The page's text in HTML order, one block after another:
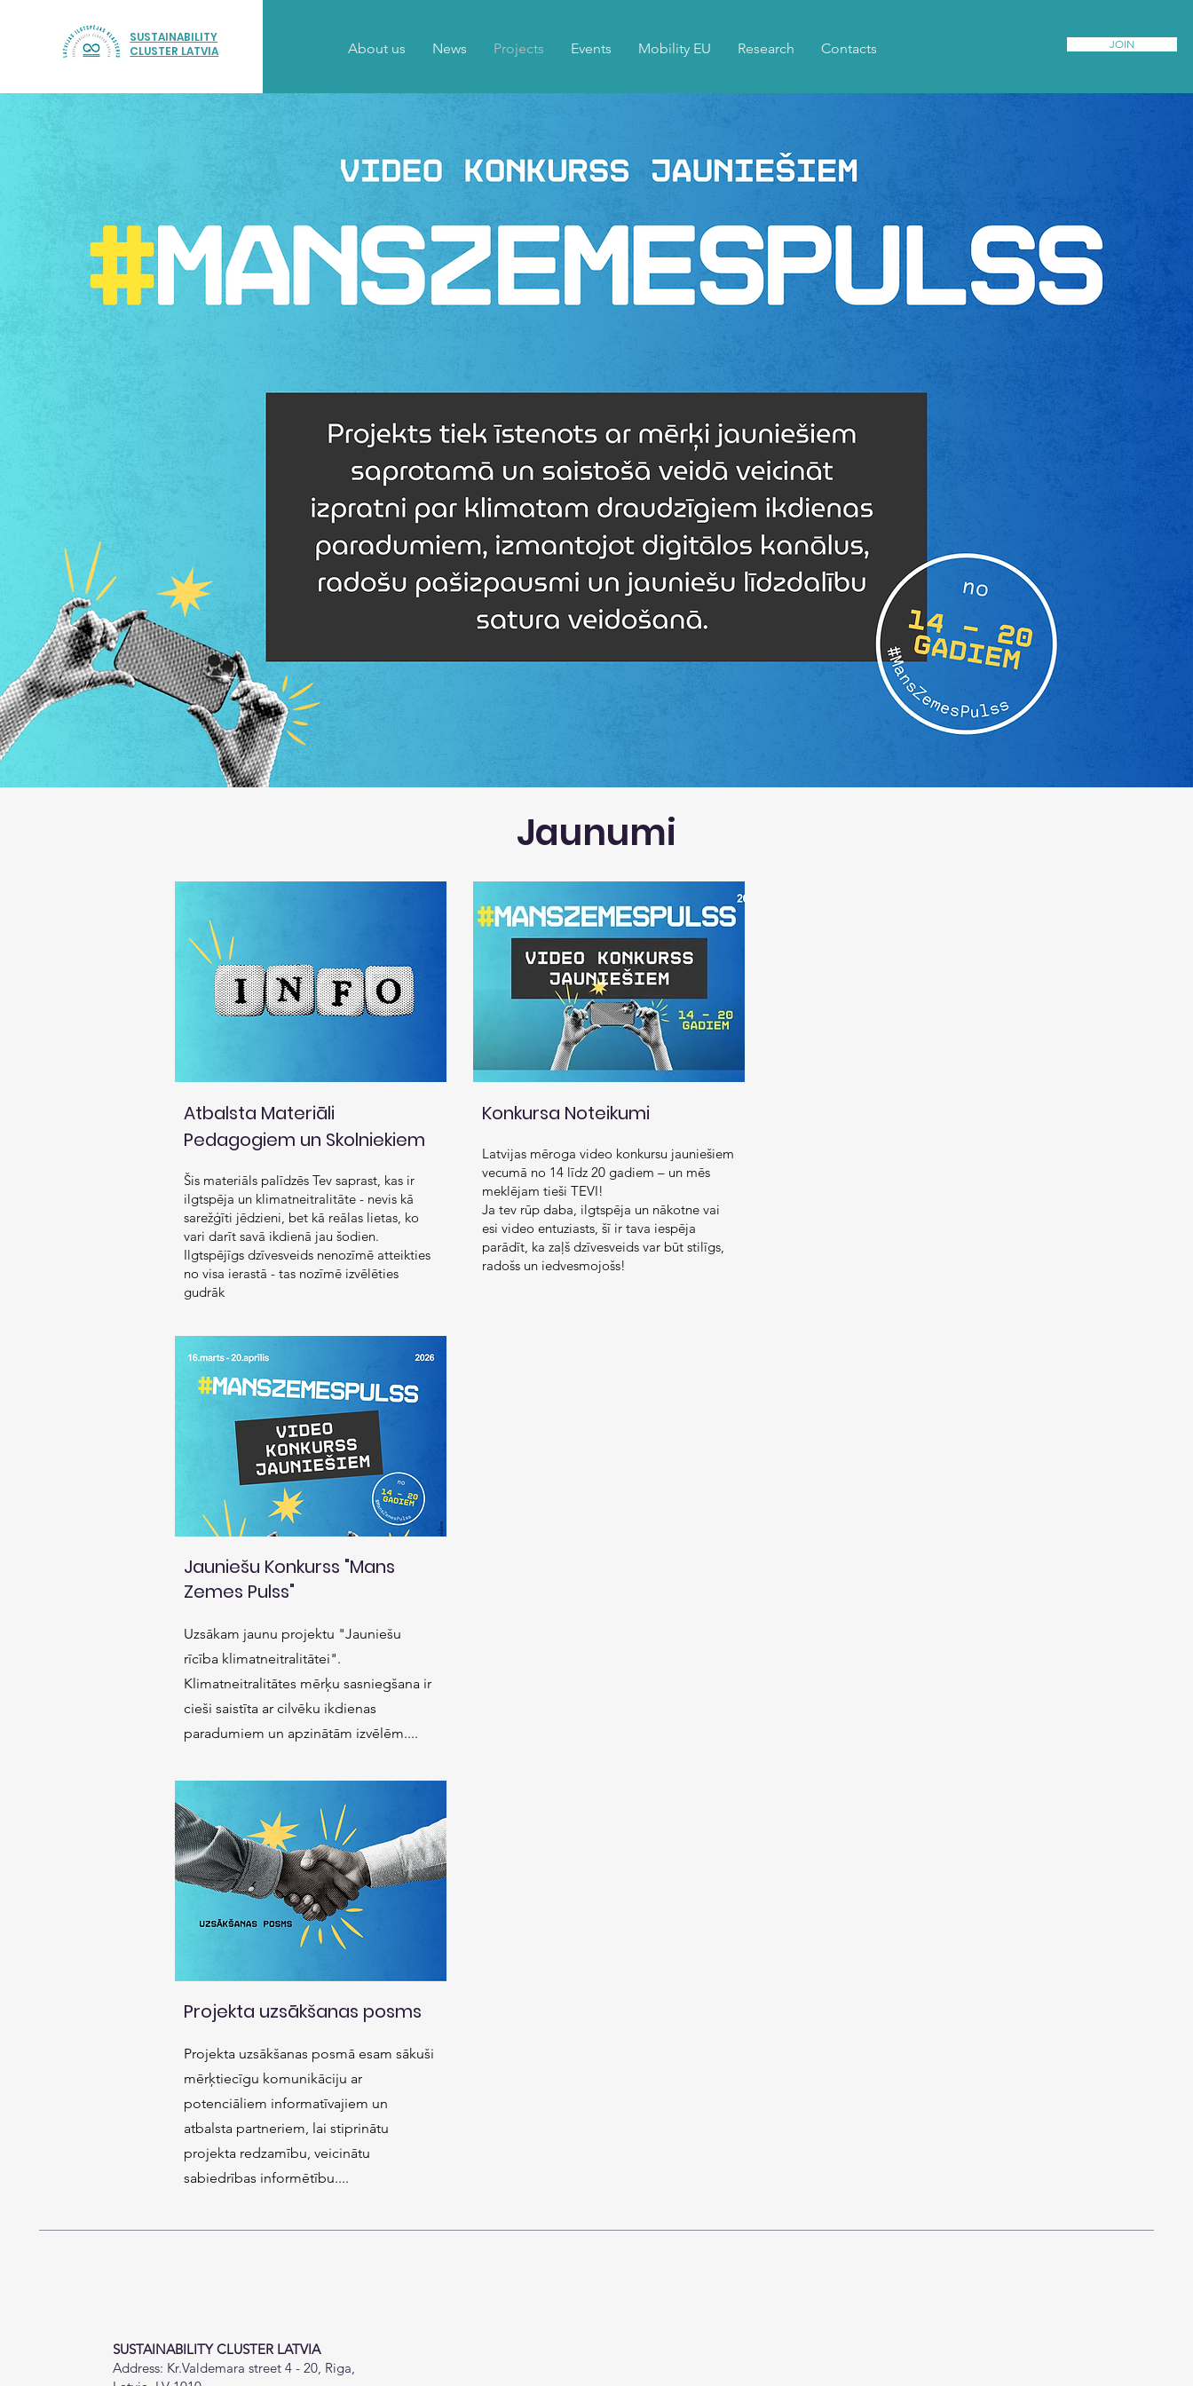
SUSTAINABILITY
CLUSTER LATVIA
About us News Projects Events Mobility EU Research Contacts JOIN
Jaunumi
Atbalsta Materiāli
Pedagogiem un Skolniekiem
Šis materiāls palīdzēs Tev saprast, kas ir
ilgtspēja un klimatneitralitāte - nevis kā
sarežģīti jēdzieni, bet kā reālas lietas, ko
vari darīt savā ikdienā jau šodien.
Ilgtspējīgs dzīvesveids nenozīmē atteikties
no visa ierastā - tas nozīmē izvēlēties
gudrāk
Jauniešu Konkurss "Mans
Zemes Pulss"
Uzsākam jaunu projektu "Jauniešu
rīcība klimatneitralitātei".
Klimatneitralitātes mērķu sasniegšana ir
cieši saistīta ar cilvēku ikdienas
paradumiem un apzinātām izvēlēm....
Konkursa Noteikumi
Latvijas mēroga video konkursu jauniešiem
vecumā no 14 līdz 20 gadiem – un mēs
meklējam tieši TEVI!
Ja tev rūp daba, ilgtspēja un nākotne vai
esi video entuziasts, šī ir tava iespēja
parādīt, ka zaļš dzīvesveids var būt stilīgs,
radošs un iedvesmojošs!
Projekta uzsākšanas posms
Projekta uzsākšanas posmā esam sākuši
mērķtiecīgu komunikāciju ar
potenciāliem informatīvajiem un
atbalsta partneriem, lai stiprinātu
projekta redzamību, veicinātu
sabiedrības informētību....
SUSTAINABILITY CLUSTER LATVIA
Address: Kr.Valdemara street 4 - 20, Riga,